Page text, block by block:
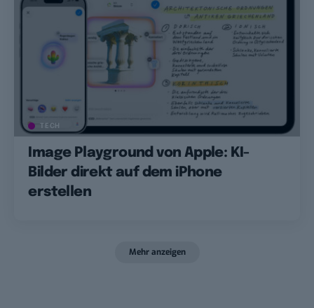
TECH
Image Playground von Apple: KI-
Bilder direkt auf dem iPhone
erstellen
Mehr anzeigen